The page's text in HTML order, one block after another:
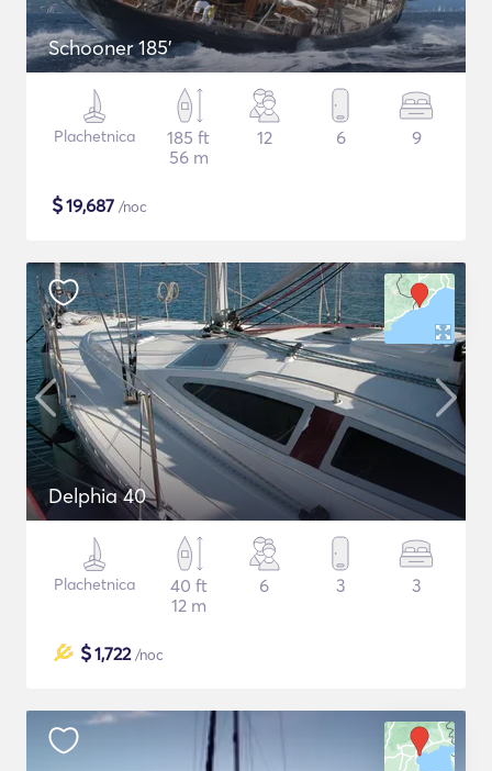
Schooner 185'
Plachetnica
185 ft
56 m
12 6 9
$19,687 /noc
Delphia 40
Plachetnica
40 ft
12 m
6 3 3
$1,722/noc